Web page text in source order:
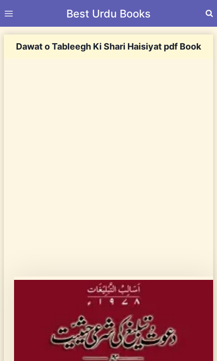
to
Best Urdu Books
Dawat o Tableegh Ki Shari Haisiyat pdf Book